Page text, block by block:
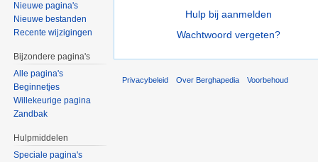
Hulp bij aanmelden
Wachtwoord vergeten?
Nieuwe pagina's
Nieuwe bestanden
Recente wijzigingen
Bijzondere pagina's
Alle pagina's
Beginnetjes
Willekeurige pagina
Zandbak
Hulpmiddelen
Speciale pagina's
Privacybeleid Over Berghapedia Voorbehoud